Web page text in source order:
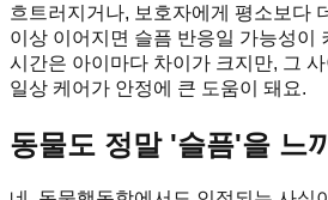
흐트러지거나, 보호자에게 평소보다
이상 이어지면 슬픔 반응일 가능성이
시간은 아이마다 차이가 크지만, 그
일상 케어가 안정에 큰 도움이 돼요.
동물도 정말 '슬픔'을 느